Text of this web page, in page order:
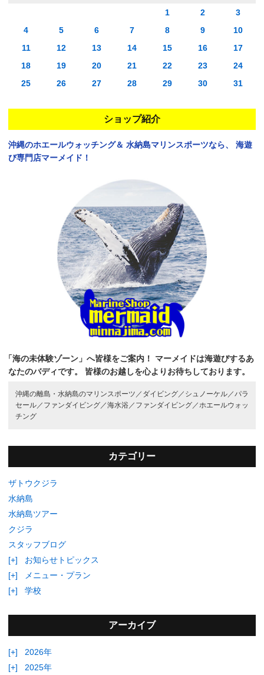
1 2
3
4
5 6 7 8 9
10
11
12 13 14 15 16
17
18
19 20 21 22 23
24
25
26 27 28 29 30 31
ショップ紹介
沖縄のホエールウォッチング＆ 水納島マリンスポーツなら、
海遊
び専門店マーメイド！
「海の未体験ゾーン」へ皆様をご案内！
マーメイドは海遊びするあ
なたのバディです。
皆様のお越しを心よりお待ちしております。
沖縄の離島・水納島のマリンスポーツ／ ダイビング／ シュノーケル／パラ
セール／ ファンダイビング／海水浴／ ファンダイビング／ホエールウォッ
チング
カテゴリー
ザトウクジラ
水納島
水納島ツアー
クジラ
スタッフブログ
[+]
お知らせトピックス
[+]
メニュー・プラン
[+]
学校
アーカイブ
[+]
2026年
[+]
2025年